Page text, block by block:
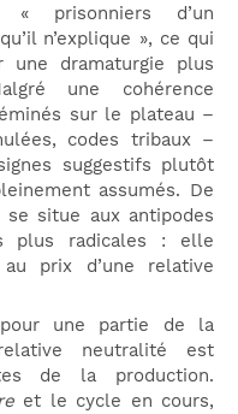
« prisonniers d’un
n’explique », ce qui
une dramaturgie plus
une cohérence
sur le plateau –
codes tribaux –
suggestifs plutôt
assumés. De
situe aux antipodes
plus radicales : elle
prix d’une relative
une partie de la
neutralité est
de la production.
et le cycle en cours,